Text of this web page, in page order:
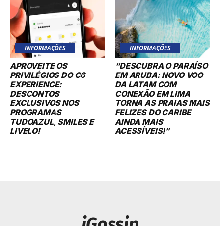
INFORMAÇÕES
APROVEITE OS
PRIVILÉGIOS DO C6
EXPERIENCE:
DESCONTOS
EXCLUSIVOS NOS
PROGRAMAS
TUDOAZUL, SMILES E
LIVELO!
INFORMAÇÕES
“DESCUBRA O PARAÍSO
EM ARUBA: NOVO VOO
DA LATAM COM
CONEXÃO EM LIMA
TORNA AS PRAIAS MAIS
FELIZES DO CARIBE
AINDA MAIS
ACESSÍVEIS!”